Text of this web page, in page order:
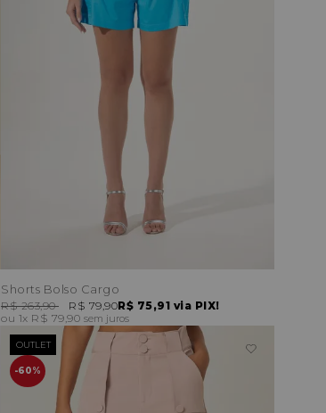
Shorts Bolso Cargo
R$ 75,91 via PIX!
R$ 263,90
R$ 79,90
1x R$ 79,90 sem juros
60%
OUTLET